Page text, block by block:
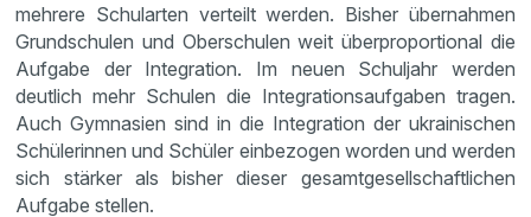
mehrere Schularten verteilt werden. Bisher übernahmen
Grundschulen und Oberschulen weit überproportional die
Aufgabe der Integration. Im neuen Schuljahr werden
deutlich mehr Schulen die Integrationsaufgaben tragen.
Auch Gymnasien sind in die Integration der ukrainischen
Schülerinnen und Schüler einbezogen worden und werden
sich stärker als bisher dieser gesamtgesellschaftlichen
Aufgabe stellen.